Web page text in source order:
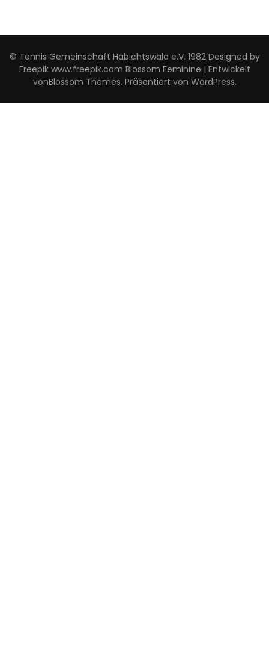
© Tennis Gemeinschaft Habichtswald e.V. 1982 Designed by
Freepik www.freepik.com Blossom Feminine | Entwickelt
vonBlossom Themes. Präsentiert von WordPress.